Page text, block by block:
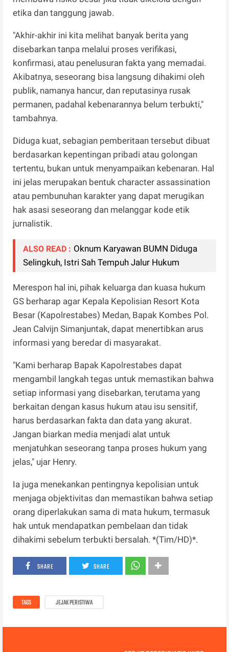
etika dan tanggung jawab.
"Akhir-akhir ini kita melihat banyak berita yang
disebarkan tanpa melalui proses verifikasi,
konfirmasi, atau penelusuran fakta yang memadai.
Akibatnya, seseorang bisa langsung dihakimi oleh
publik, namanya hancur, dan reputasinya rusak
permanen, padahal kebenarannya belum terbukti,"
tambahnya.
Diduga kuat, sebagian pemberitaan tersebut dibuat
berdasarkan kepentingan pribadi atau golongan
tertentu, bukan untuk menyampaikan kebenaran. Hal
ini jelas merupakan bentuk character assassination
atau pembunuhan karakter yang dapat merugikan
hak asasi seseorang dan melanggar kode etik
jurnalistik.
ALSO READ : Oknum Karyawan BUMN Diduga
Selingkuh, Istri Sah Tempuh Jalur Hukum
Merespon hal ini, pihak keluarga dan kuasa hukum
GS berharap agar Kepala Kepolisian Resort Kota
Besar (Kapolrestabes) Medan, Bapak Kombes Pol.
Jean Calvijn Simanjuntak, dapat menertibkan arus
informasi yang beredar di masyarakat.
"Kami berharap Bapak Kapolrestabes dapat
mengambil langkah tegas untuk memastikan bahwa
setiap informasi yang disebarkan, terutama yang
berkaitan dengan kasus hukum atau isu sensitif,
harus berdasarkan fakta dan data yang akurat.
Jangan biarkan media menjadi alat untuk
menjatuhkan seseorang tanpa proses hukum yang
jelas," ujar Henry.
Ia juga menekankan pentingnya kepolisian untuk
menjaga objektivitas dan memastikan bahwa setiap
orang diperlakukan sama di mata hukum, termasuk
hak untuk mendapatkan pembelaan dan tidak
dihakimi sebelum terbukti bersalah. *(Tim/HD)*.
SHARE SHARE
TAGS JEJAK PERISTIWA